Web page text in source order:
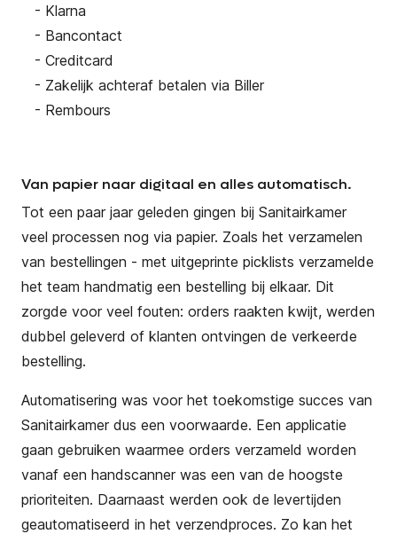
- Klarna
- Bancontact
- Creditcard
- Zakelijk achteraf betalen via Biller
- Rembours
Van papier naar digitaal en alles automatisch.
Tot een paar jaar geleden gingen bij Sanitairkamer
veel processen nog via papier. Zoals het verzamelen
van bestellingen - met uitgeprinte picklists verzamelde
het team handmatig een bestelling bij elkaar. Dit
zorgde voor veel fouten: orders raakten kwijt, werden
dubbel geleverd of klanten ontvingen de verkeerde
bestelling.
Automatisering was voor het toekomstige succes van
Sanitairkamer dus een voorwaarde. Een applicatie
gaan gebruiken waarmee orders verzameld worden
vanaf een handscanner was een van de hoogste
prioriteiten. Daarnaast werden ook de levertijden
geautomatiseerd in het verzendproces. Zo kan het